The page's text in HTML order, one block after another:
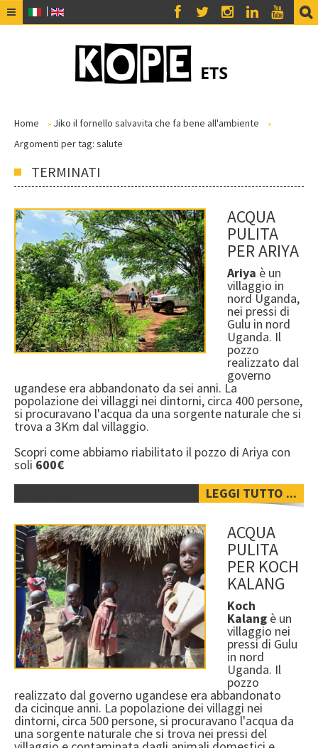
INSIEME A NOI
AMICI
PRIVACY
RENDICONTO 2025
BLOG
I NOSTRI PROGETTI
PROGETTI
IN CORSO
I LUOGHI DOVE OPERIAMO
NOTIZIE & EVENTI
GALLERIA
VIDEO
COME PUOI AIUTARCI
DONAZIONI
ADOZIONE A DISTANZA
COME FUNZIONA
INIZIA OGGI LA TUA ADOZIONE!
VUOI SAPERNE DI PIÙ?
5 PER MILLE
DONAZIONI IN MEMORIA
Home » Jiko il fornello salvavita che fa bene all'ambiente »
Argomenti per tag: salute
TERMINATI
ACQUA
PULITA
PER ARIYA
Ariya è un
villaggio in
nord Uganda,
nei pressi di
Gulu in nord
Uganda. Il
pozzo
realizzato dal
governo
ugandese era abbandonato da sei anni. La
popolazione dei villaggi nei dintorni, circa 400 persone,
si procuravano l'acqua da una sorgente naturale che si
trova a 3Km dal villaggio.
Scopri come abbiamo riabilitato il pozzo di Ariya con
soli600€
LEGGI TUTTO ...
ACQUA
PULITA
PER KOCH
KALANG
Koch
Kalang è un
villaggio nei
pressi di Gulu
in nord
Uganda. Il
pozzo
realizzato dal governo ugandese era abbandonato
da cicinque anni. La popolazione dei villaggi nei
dintorni, circa 500 persone, si procuravano l'acqua da
una sorgente naturale che si trova nei pressi del